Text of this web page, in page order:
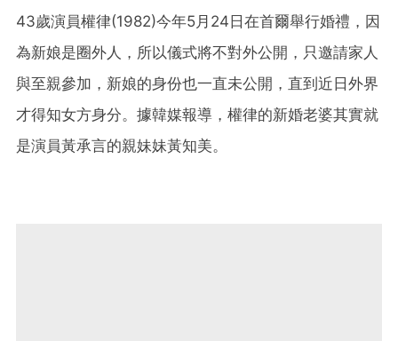
43歲演員權律(1982)今年5月24日在首爾舉行婚禮，因
為新娘是圈外人，所以儀式將不對外公開，只邀請家人
與至親參加，新娘的身份也一直未公開，直到近日外界
才得知女方身分。據韓媒報導，權律的新婚老婆其實就
是演員黃承言的親妹妹黃知美。